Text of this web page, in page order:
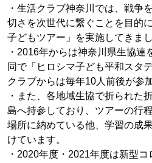
・生活クラブ神奈川では、戦争
切さを次世代に繋ぐことを目的
子どもツアー」を実施してきまし
・2016年からは神奈川県生協連
同で「ヒロシマ子ども平和スタ
クラブからは毎年10人前後が参
・また、各地域生協で折られた
島へ持参しており、ツアーの行
場所に納めている他、学習の成
けています。
・2020年度・2021年度は新型